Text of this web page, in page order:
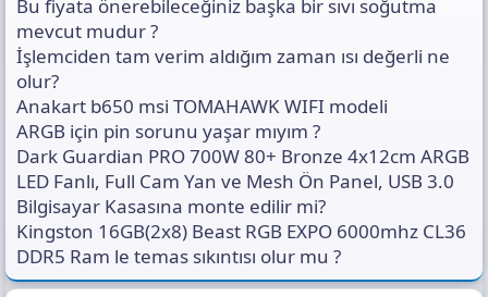
K
y
l
Bu fiyata önerebileceğiniz başka bir sıvı soğutma
mevcut mudur ?
İşlemciden tam verim aldığım zaman ısı değerli ne
olur?
Anakart b650 msi TOMAHAWK WIFI modeli
ARGB için pin sorunu yaşar mıyım ?
Dark Guardian PRO 700W 80+ Bronze 4x12cm ARGB
LED Fanlı, Full Cam Yan ve Mesh Ön Panel, USB 3.0
Bilgisayar Kasasına monte edilir mi?
Kingston 16GB(2x8) Beast RGB EXPO 6000mhz CL36
DDR5 Ram le temas sıkıntısı olur mu ?